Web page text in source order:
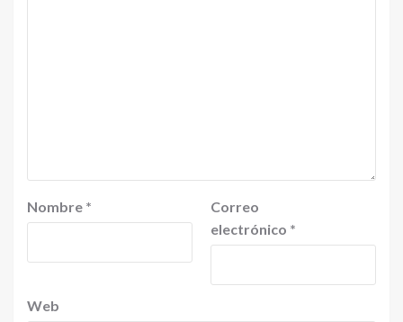
Nombre *
Correo
electrónico *
Web